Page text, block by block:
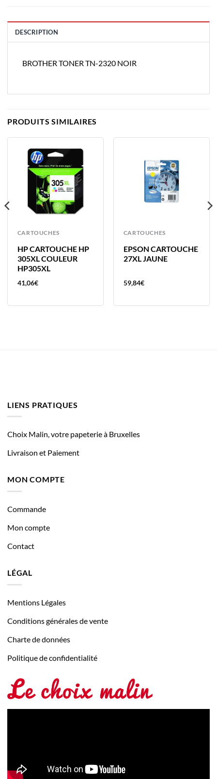
DESCRIPTION
BROTHER TONER TN-2320 NOIR
PRODUITS SIMILAIRES
CARTOUCHES
HP CARTOUCHE HP
305XL COULEUR
HP305XL
41,06€
CARTOUCHES
EPSON CARTOUCHE
27XL JAUNE
59,84€
LIENS PRATIQUES
Choix Malin, votre papeterie à Bruxelles
Livraison et Paiement
MON COMPTE
Commande
Mon compte
Contact
LÉGAL
Mentions Légales
Conditions générales de vente
Charte de données
Politique de confidentialité